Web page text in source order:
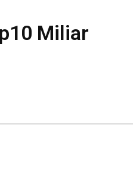
Miliar